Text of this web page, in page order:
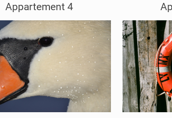
Appartement 4